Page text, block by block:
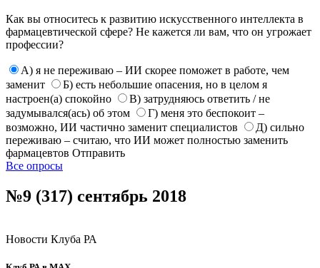
Как вы относитесь к развитию искусственного интеллекта в
фармацевтической сфере? Не кажется ли вам, что он угрожает
профессии?
А) я не переживаю – ИИ скорее поможет в работе, чем
заменит
Б) есть небольшие опасения, но в целом я
настроен(а) спокойно
В) затрудняюсь ответить / не
задумывался(ась) об этом
Г) меня это беспокоит –
возможно, ИИ частично заменит специалистов
Д) сильно
переживаю – считаю, что ИИ может полностью заменить
фармацевтов Отправить
Все опросы
№9 (317) сентябрь 2018
Новости Клуба РА